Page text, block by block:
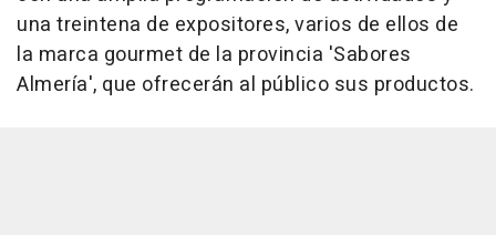
una treintena de expositores, varios de ellos de
la marca gourmet de la provincia 'Sabores
Almería', que ofrecerán al público sus productos.